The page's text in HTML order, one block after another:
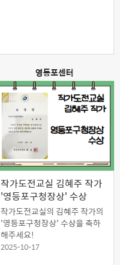
영등포센터
작가도전교실 김혜주 작가
'영등포구청장상' 수상
작가도전교실의 김혜주 작가의
'영등포구청장상' 수상을 축하
해주세요!
2025-10-17